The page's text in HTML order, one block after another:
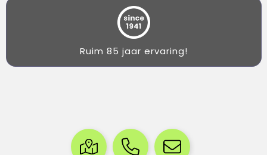
Ruim 85 jaar ervaring!